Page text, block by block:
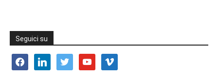
Seguici su
facebooklinkedin twitter youtube vimeo